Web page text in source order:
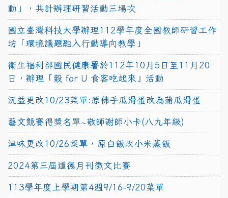
動」，共計辦理研習活動三場次
國立臺灣科技大學辦理112學年度全國教師研習工作
坊「環境議題融入行動導向教學」
衛生福利部國民健康署於112年10月5日至11月20
日，辦理「穀 for U 食客吃起來」活動
沅益更改10/23菜單:原佛手瓜滑蛋改為蒲瓜滑蛋
藝文競賽得獎名單~敬師謝師小卡(八九年級)
津味更改10/26菜單，原白飯改小米蒸飯
2024第三屆道德月刊徵文比賽
113學年度上學期第4週9/16-9/20菜單